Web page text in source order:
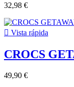
32,98 €
 Vista rápida
CROCS
49,90 €